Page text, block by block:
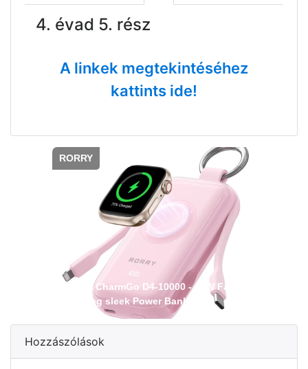
4. évad 5. rész
A linkek megtekintéséhez
kattints ide!
RORRY CharmGo D4-10000 - 45W Fast
Charging sleek Power Bank
RORRY
Hozzászólások